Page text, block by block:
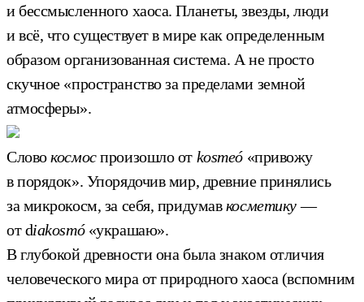
и бессмысленного хаоса. Планеты, звезды, люди
и всё, что существует в мире как определенным
образом организованная система. А не просто
скучное «пространство за пределами земной
атмосферы».
Словокосмоспроизошло от kosmeó«привожу
в порядок». Упорядочив мир, древние принялись
за микрокосм, за себя, придумавкосметику—
от diakosmó«украшаю».
В глубокой древности она была знаком отличия
человеческого мира от природного хаоса (вспомним